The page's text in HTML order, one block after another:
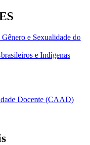
e Sexualidade do
e Indígenas
Docente (CAAD)